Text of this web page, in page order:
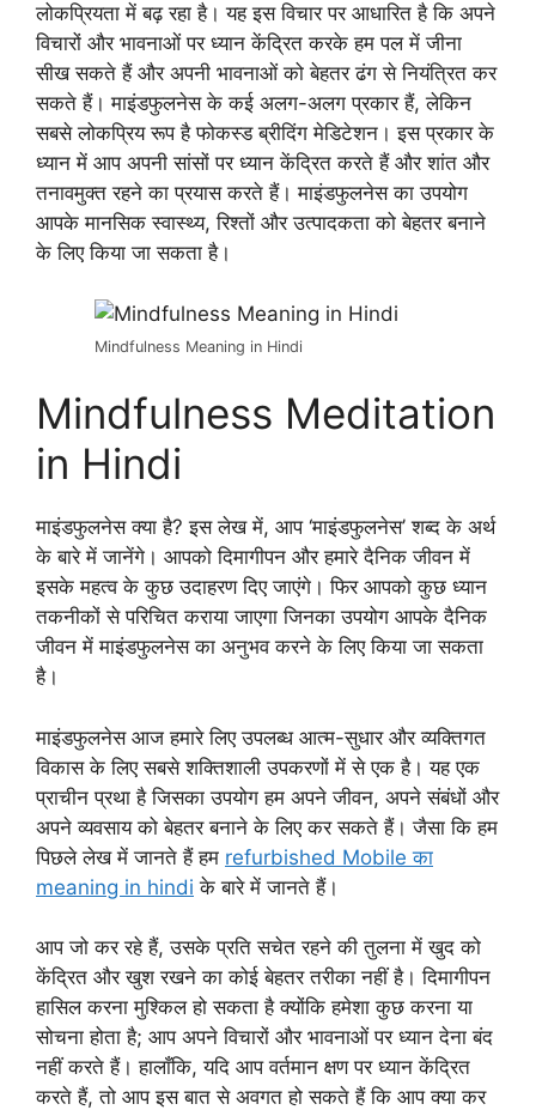
लोकप्रियता में बढ़ रहा है। यह इस विचार पर आधारित है कि अपने
विचारों और भावनाओं पर ध्यान केंद्रित करके हम पल में जीना
सीख सकते हैं और अपनी भावनाओं को बेहतर ढंग से नियंत्रित कर
सकते हैं। माइंडफुलनेस के कई अलग-अलग प्रकार हैं, लेकिन
सबसे लोकप्रिय रूप है फोकस्ड ब्रीदिंग मेडिटेशन। इस प्रकार के
ध्यान में आप अपनी सांसों पर ध्यान केंद्रित करते हैं और शांत और
तनावमुक्त रहने का प्रयास करते हैं। माइंडफुलनेस का उपयोग
आपके मानसिक स्वास्थ्य, रिश्तों और उत्पादकता को बेहतर बनाने
के लिए किया जा सकता है।
Mindfulness Meaning in Hindi
Mindfulness Meditation
in Hindi
माइंडफुलनेस क्या है? इस लेख में, आप ‘माइंडफुलनेस’ शब्द के अर्थ
के बारे में जानेंगे। आपको दिमागीपन और हमारे दैनिक जीवन में
इसके महत्व के कुछ उदाहरण दिए जाएंगे। फिर आपको कुछ ध्यान
तकनीकों से परिचित कराया जाएगा जिनका उपयोग आपके दैनिक
जीवन में माइंडफुलनेस का अनुभव करने के लिए किया जा सकता
है।
माइंडफुलनेस आज हमारे लिए उपलब्ध आत्म-सुधार और व्यक्तिगत
विकास के लिए सबसे शक्तिशाली उपकरणों में से एक है। यह एक
प्राचीन प्रथा है जिसका उपयोग हम अपने जीवन, अपने संबंधों और
अपने व्यवसाय को बेहतर बनाने के लिए कर सकते हैं। जैसा कि हम
पिछले लेख में जानते हैं हम refurbished Mobile का
meaning in hindi के बारे में जानते हैं।
आप जो कर रहे हैं, उसके प्रति सचेत रहने की तुलना में खुद को
केंद्रित और खुश रखने का कोई बेहतर तरीका नहीं है। दिमागीपन
हासिल करना मुश्किल हो सकता है क्योंकि हमेशा कुछ करना या
सोचना होता है; आप अपने विचारों और भावनाओं पर ध्यान देना बंद
नहीं करते हैं। हालाँकि, यदि आप वर्तमान क्षण पर ध्यान केंद्रित
करते हैं, तो आप इस बात से अवगत हो सकते हैं कि आप क्या कर